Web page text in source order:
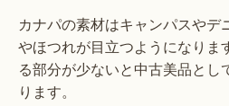
カナパの素材はキャンパスやデ
やほつれが目立つようになりま
る部分が少ないと中古美品とし
ります。